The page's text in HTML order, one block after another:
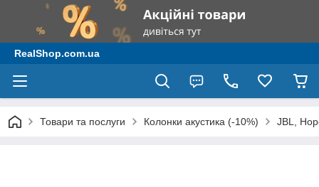
RealShop.com.ua
Товари та послуги Колонки акустика (-10%) JBL,